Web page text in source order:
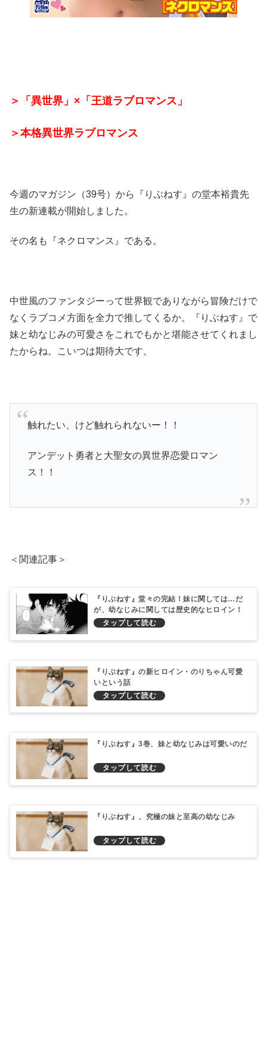
＞「異世界」×「王道ラブロマンス」
＞本格異世界ラブロマンス
今週のマガジン（39号）から『りぶねす』の堂本裕貴先
生の新連載が開始しました。
その名も『ネクロマンス』である。
中世風のファンタジーって世界観でありながら冒険だけで
なくラブコメ方面を全力で推してくるか。『りぶねす』で
妹と幼なじみの可愛さをこれでもかと堪能させてくれまし
たからね。こいつは期待大です。
触れたい、けど触れられないー！！
アンデット勇者と大聖女の異世界恋愛ロマン
ス！！
＜関連記事＞
『りぶねす』堂々の完結！妹に関しては…だ
が、幼なじみに関しては歴史的なヒロイン！
『りぶねす』の新ヒロイン・のりちゃん可愛
いという話
『りぶねす』3巻、妹と幼なじみは可愛いのだ
『りぶねす』、究極の妹と至高の幼なじみ